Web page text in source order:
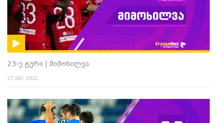
23-ე ტური | მიმოხილვა
27 აგვ. 2022